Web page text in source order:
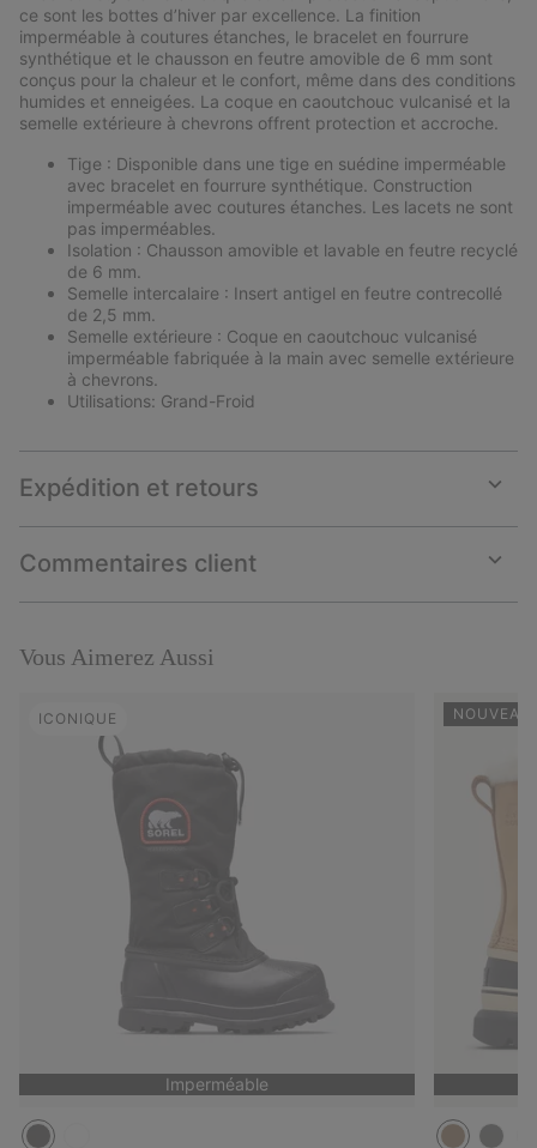
section
ce sont les bottes d’hiver par excellence. La finition
imperméable à coutures étanches, le bracelet en fourrure
synthétique et le chausson en feutre amovible de 6 mm sont
conçus pour la chaleur et le confort, même dans des conditions
humides et enneigées. La coque en caoutchouc vulcanisé et la
semelle extérieure à chevrons offrent protection et accroche.
Tige : Disponible dans une tige en suédine imperméable
avec bracelet en fourrure synthétique. Construction
imperméable avec coutures étanches. Les lacets ne sont
pas imperméables.
Isolation : Chausson amovible et lavable en feutre recyclé
de 6 mm.
Semelle intercalaire : Insert antigel en feutre contrecollé
de 2,5 mm.
Semelle extérieure : Coque en caoutchouc vulcanisé
imperméable fabriquée à la main avec semelle extérieure
à chevrons.
Utilisations: Grand-Froid
Expédition et retours
or
Commentaires client
or
Vous Aimerez Aussi
ICONIQUE
Imperméable